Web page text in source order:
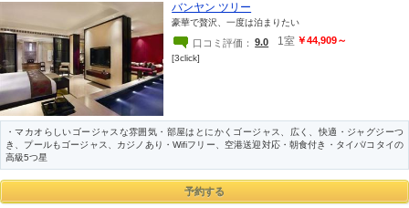
バンヤン ツリー
豪華で贅沢、一度は泊まりたい
口コミ評価： 9.0 1室 ￥44,909～
[3click]
・マカオらしいゴージャスな雰囲気・部屋はとにかくゴージャス、広く、快適・ジャグジーつ
き、プールもゴージャス、カジノあり・Wifiフリー、空港送迎対応・朝食付き・タイパ/コタイの
高級5つ星